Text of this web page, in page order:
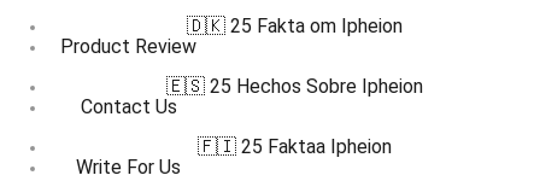
Product Review
Contact Us
Write For Us
🇩🇰 25 Fakta om Ipheion
🇪🇸 25 Hechos Sobre Ipheion
🇫🇮 25 Faktaa Ipheion